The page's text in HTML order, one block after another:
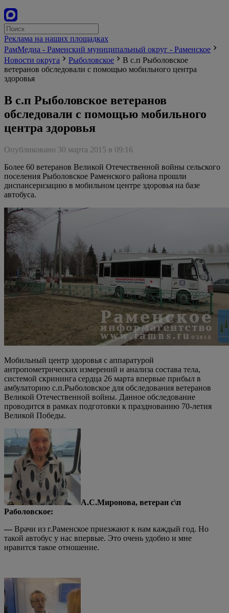
Реклама на наших площадках
РамМедиа - Раменский муниципальный округ - Раменское
Новости округа
Рыболовское
В с.п Рыболовское
ветеранов обследовали с помощью мобильного центра
здоровья
В с.п Рыболовское ветеранов
обследовали с помощью мобильного
центра здоровья
Опубликовано 30 марта 2015 в 09:16
Более 60 ветеранов Великой Отечественной войны сельского
поселения Рыболовское Раменского района прошли
диспансеризацию в мобильном центре здоровья на базе
автобуса.
Мобильный центр здоровья с аппаратурой
антропометрических измерений и анализа состава тела,
системой скрининга сердца 26 марта впервые прибыл в
амбулаторию с.п.Рыболовское для обследования ветеранов
Великой Отечественной войны. Данное обследование
проводится в рамках подготовки к празднованию 70-летия
Великой Победы.
А.С.Миронова, ветеран с\п
Раболовское:
— Врачи из г.Раменское приезжают к нам каждый год. Но
такой автобус у нас впервые. Это очень удобно и мне
нравится такое отношение.